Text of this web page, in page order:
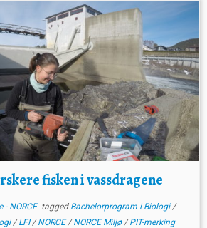
fisken i vassdragene
- NORCE tagged Bachelorprogram i Biologi/
/LFI/NORCE/NORCE Miljø/PIT-merking